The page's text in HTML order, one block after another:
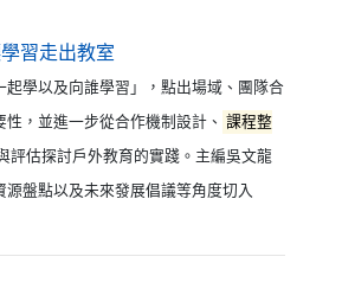
習走出教室
起學以及向誰學習」，點出場域、團隊合
，並進一步從合作機制設計、 課程整
評估探討戶外教育的實踐。主編吳文龍
源盤點以及未來發展倡議等角度切入